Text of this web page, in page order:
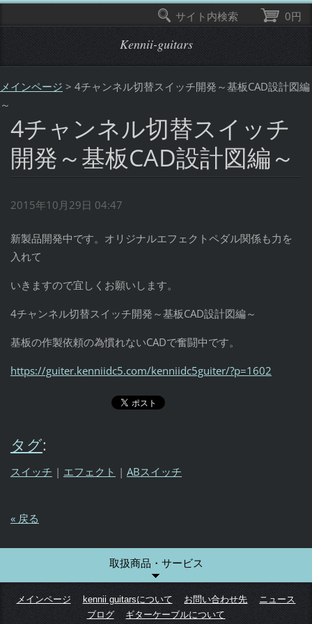
Kennii-guitars
メインページ > 4チャンネル切替スイッチ開発～基板CAD設計図編
～
4チャンネル切替スイッチ
開発～基板CAD設計図編～
2015年10月29日 04:47
新製品開発中です。オリジナルエフェクトペダル関係も力を
入れて
いきますので宜しくお願いします。
4チャンネル切替スイッチ開発～基板CAD設計図編～
基板の作製依頼の為慣れないCADで奮闘中です。
https://guiter.kenniidc5.com/kenniidc5guiter/?p=1602
タグ:
スイッチ | エフェクト | ABスイッチ
« 戻る
取扱商品・サービス
メインページ kennii guitarsについて お問い合わせ先
ニュース
ブログ
ギターケーブルについて
0円
サイト内検索